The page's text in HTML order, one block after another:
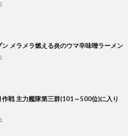
メラメラ燃える炎のウマ辛味噌ラーメン
作戦 主力艦隊第三群(101～500位)に入り